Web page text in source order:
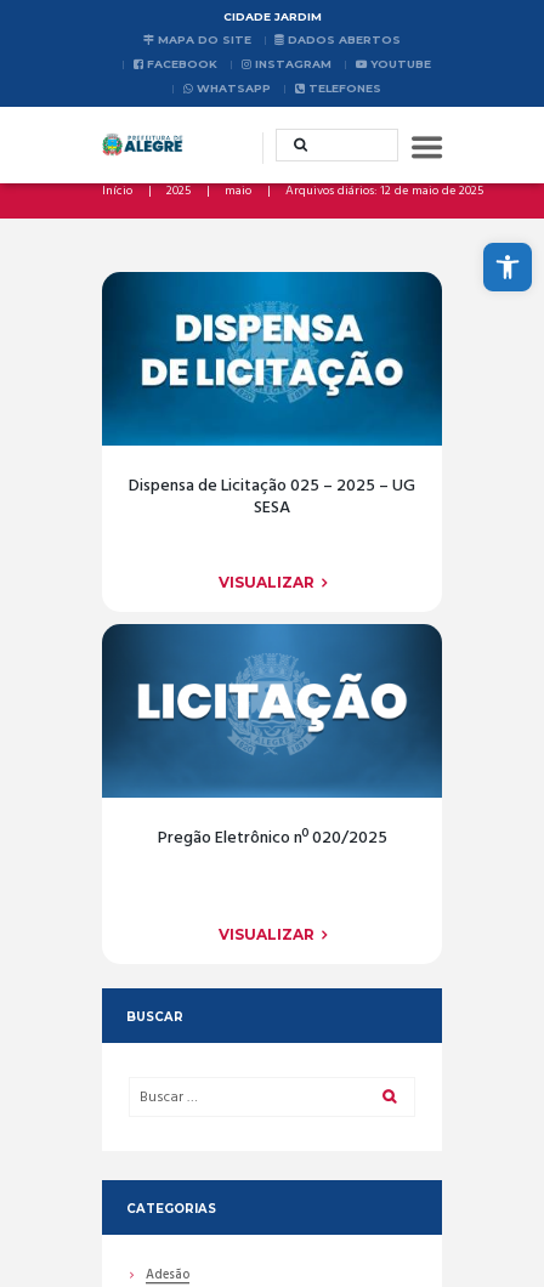
Abrir a barra de ferramentas
CIDADE JARDIM
MAPA DO SITE
DADOS ABERTOS
FACEBOOK
INSTAGRAM
YOUTUBE
WHATSAPP
TELEFONES
Início 2025 maio Arquivos diários: 12 de maio de 2025
Dispensa de Licitação 025 – 2025 – UG
SESA
VISUALIZAR
Pregão Eletrônico nº 020/2025
VISUALIZAR
BUSCAR
CATEGORIAS
Adesão